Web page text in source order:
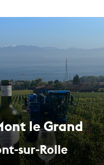
le Grand
sur-Rolle